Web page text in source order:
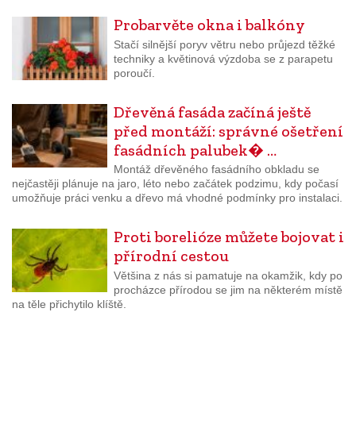
Probarvěte okna i balkóny
Stačí silnější poryv větru nebo průjezd těžké
techniky a květinová výzdoba se z parapetu
poroučí.
Dřevěná fasáda začíná ještě
před montáží: správné ošetření
fasádních palubek� …
Montáž dřevěného fasádního obkladu se
nejčastěji plánuje na jaro, léto nebo začátek podzimu, kdy počasí
umožňuje práci venku a dřevo má vhodné podmínky pro instalaci.
Proti borelióze můžete bojovat i
přírodní cestou
Většina z nás si pamatuje na okamžik, kdy po
procházce přírodou se jim na některém místě
na těle přichytilo klíště.